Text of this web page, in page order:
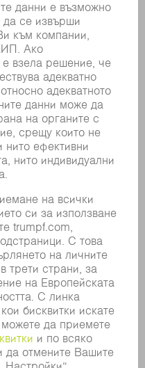
и
множество
Вашата
всяка
дали за
за свързване
и анализ.
на
и
системи на